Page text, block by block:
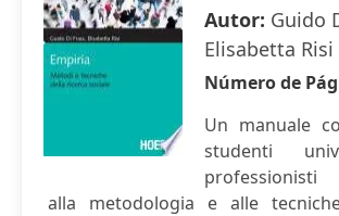
Autor: Guido
Elisabetta Risi
Número de
Un manuale
studenti
professionisti
alla metodologia e alle